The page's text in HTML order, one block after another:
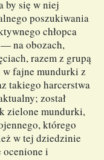
by się w niej
poszukiwania
chłopca
na obozach,
razem z grupą
fajne mundurki z
takiego harcerstwa
został
zielone mundurki,
którego
w tej dziedzinie
ocenione i